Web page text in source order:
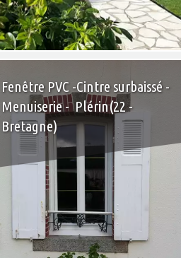
+
Fenêtre PVC -Cintre surbaissé -
Menuiserie - Plérin(22 -
Bretagne)